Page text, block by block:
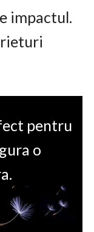
impactul.
pentru
o